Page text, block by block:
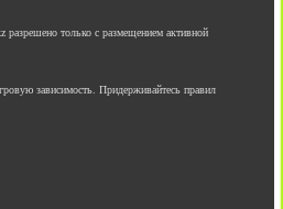
разрешено только с размещением активной
зависимость. Придерживайтесь правил